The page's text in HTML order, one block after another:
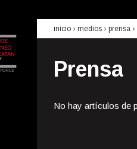
inicio › medios › prensa ›
Prensa
No hay artículos de